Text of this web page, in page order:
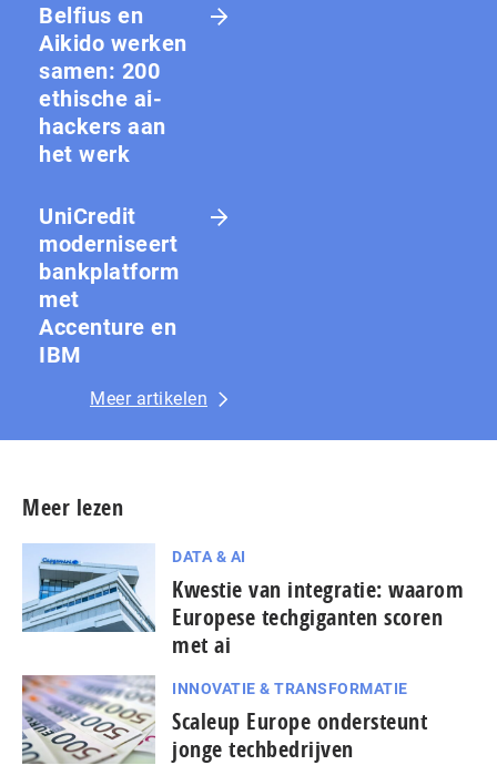
Belfius en
Aikido werken
samen: 200
ethische ai-
hackers aan
het werk
UniCredit
moderniseert
bankplatform
met
Accenture en
IBM
Meer artikelen
Meer lezen
DATA & AI
Kwestie van integratie: waarom
Europese techgiganten scoren
met ai
INNOVATIE & TRANSFORMATIE
Scaleup Europe ondersteunt
jonge techbedrijven